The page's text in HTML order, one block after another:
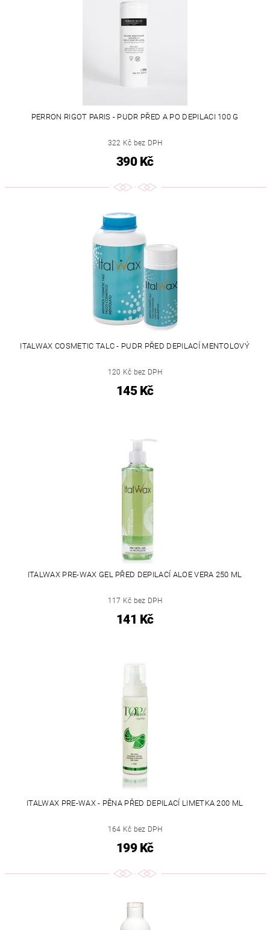
PERRON RIGOT PARIS - PUDR PŘED A PO DEPILACI 100 G
322 Kč bez DPH
390 Kč
ITALWAX COSMETIC TALC - PUDR PŘED DEPILACÍ MENTOLOVÝ
120 Kč bez DPH
145 Kč
ITALWAX PRE-WAX GEL PŘED DEPILACÍ ALOE VERA 250 ML
117 Kč bez DPH
141 Kč
ITALWAX PRE-WAX - PĚNA PŘED DEPILACÍ LIMETKA 200 ML
164 Kč bez DPH
199 Kč